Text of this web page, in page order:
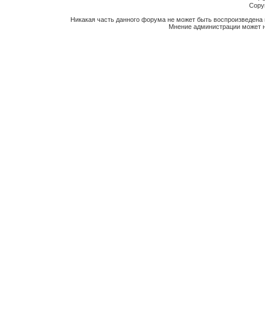
Никакая часть данного форума не может быть
Мнение администрации может